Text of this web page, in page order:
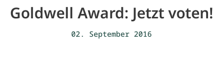
Goldwell Award: Jetzt voten!
02. September 2016